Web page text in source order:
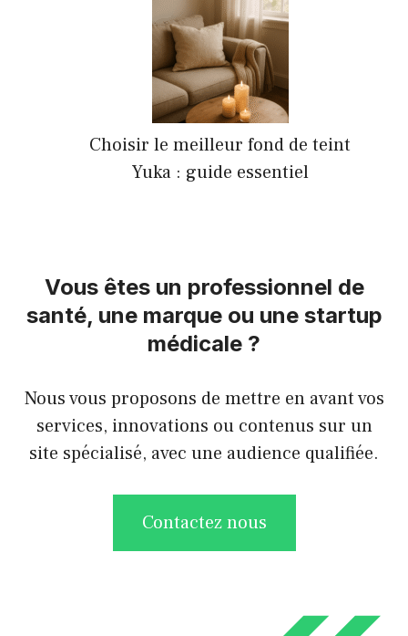
Choisir le meilleur fond de teint
Yuka : guide essentiel
Vous êtes un professionnel de
santé, une marque ou une startup
médicale ?
Nous vous proposons de mettre en avant vos
services, innovations ou contenus sur un
site spécialisé, avec une audience qualifiée.
Contactez nous